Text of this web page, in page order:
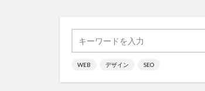
WEB デザイン SEO